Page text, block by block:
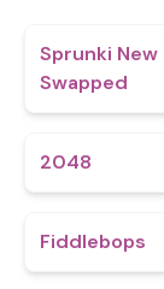
Sprunki New
Swapped
2048
Fiddlebops